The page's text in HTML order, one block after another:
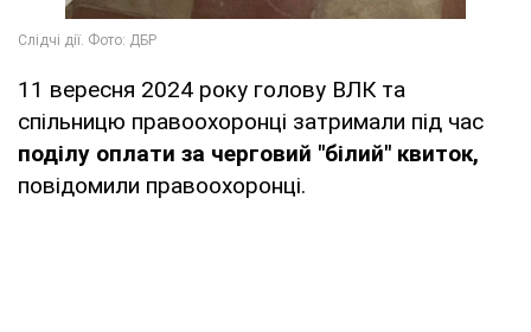
11 вересня 2024 року голову ВЛК та
спільницю правоохоронці затримали під час
поділу оплати за черговий "білий" квиток,
повідомили правоохоронці.